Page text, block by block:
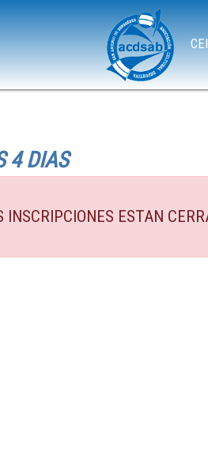
4 DIAS
INSCRIPCIONES ESTAN